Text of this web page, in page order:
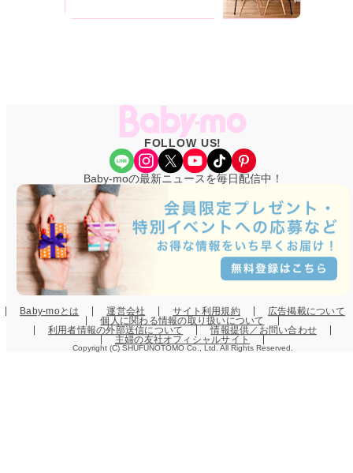
FOLLOW US!
Share Icon Instagram X YouTube TikTok Pinterest
Baby-moの最新ニュースを毎日配信中！
Baby-moとは 運営会社 サイト利用規約
広告掲載について
個人に関わる情報の取り扱いについて
利用者情報の外部送信について
情報提供／お問い合わせ
主婦の友社オフィシャルサイト
Copyright (C) SHUFUNOTOMO Co., Ltd. All Rights Reserved.